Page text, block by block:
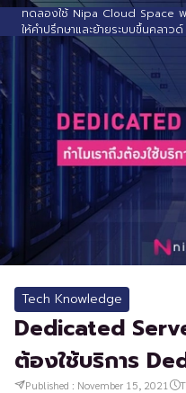
ทดลองใช้ Nipa Cloud Space
ให้คำปรึกษาและย้ายระบบขึ้นคลาว
Tech Knowledge
Dedicated
ต้องใช้บริการ
Published : November 15, 2021